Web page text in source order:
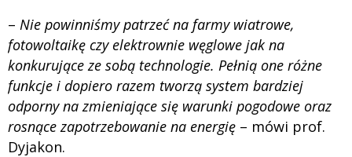
– Nie powinniśmy patrzeć na farmy wiatrowe,
fotowoltaikę czy elektrownie węglowe jak na
konkurujące ze sobą technologie. Pełnią one różne
funkcje i dopiero razem tworzą system bardziej
odporny na zmieniające się warunki pogodowe oraz
rosnące zapotrzebowanie na energię – mówi prof.
Dyjakon.